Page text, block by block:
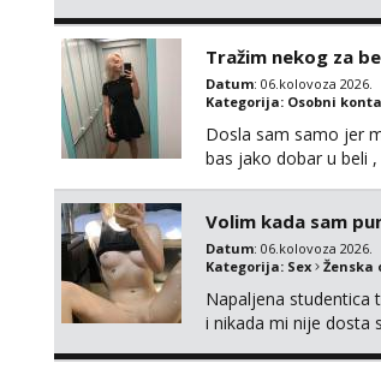
Tražim nekog za
Datum: 06.kolovoza 2026.
Kategorija: Osobni
Dosla sam samo jer
bas jako dobar u beli
Volim kada sam
Datum: 06.kolovoza 2026.
Kategorija: Sex Ženska
Napaljena studentica
i nikada mi nije dosta